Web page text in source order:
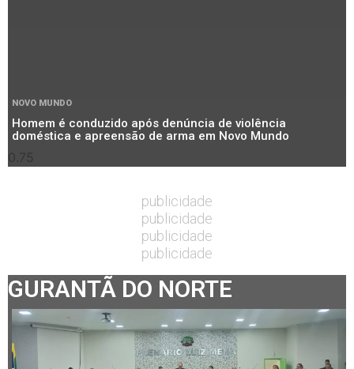
NOVO MUNDO
Homem é conduzido após denúncia de violência
doméstica e apreensão de arma em Novo Mundo
publicidade
publicidade
publicidade
publicidade
GURANTÃ DO NORTE